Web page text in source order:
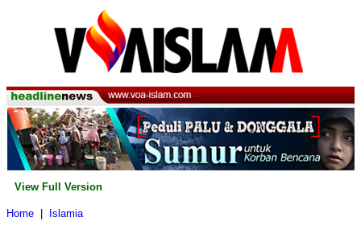
View Full Version
Home
Islamia